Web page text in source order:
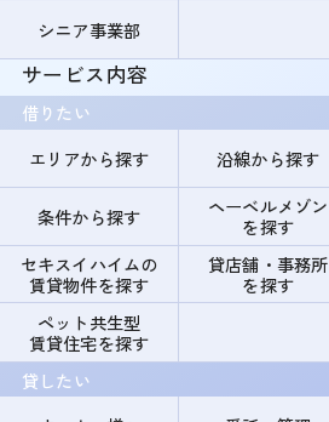
シニア事業部
サービス内容
借りたい
エリアから探す
沿線から探す
条件から探す
ヘーベルメゾン
を探す
セキスイハイムの
賃貸物件を探す
貸店舗・事務所
を探す
ペット共生型
賃貸住宅を探す
貸したい